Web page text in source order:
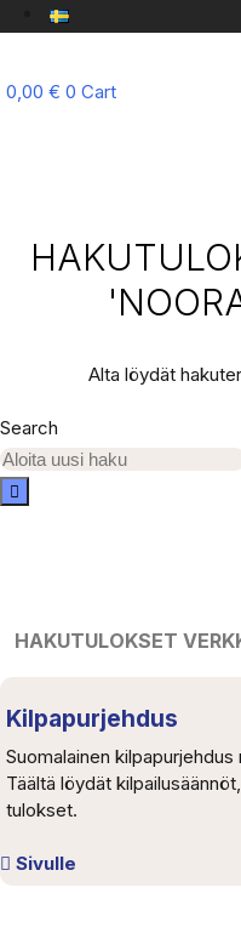
0,00 € 0 Cart
Alta löydät
Search
HAKUTULOKSET
Kilpapurjehdus
Suomalainen
Täältä löydät
tulokset.
Sivulle